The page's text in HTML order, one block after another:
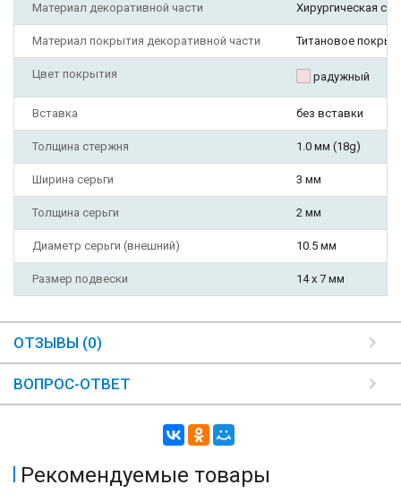
Материал декоративной части Хирургическая
Материал покрытия декоративной части Титановое
Цвет покрытия радужный
Вставка без вставки
Толщина стержня 1.0 мм (18g)
Ширина серьги 3 мм
Толщина серьги 2 мм
Диаметр серьги (внешний) 10.5 мм
Размер подвески 14 х 7 мм
ОТЗЫВЫ (0)
ВОПРОС-ОТВЕТ
Рекомендуемые товары